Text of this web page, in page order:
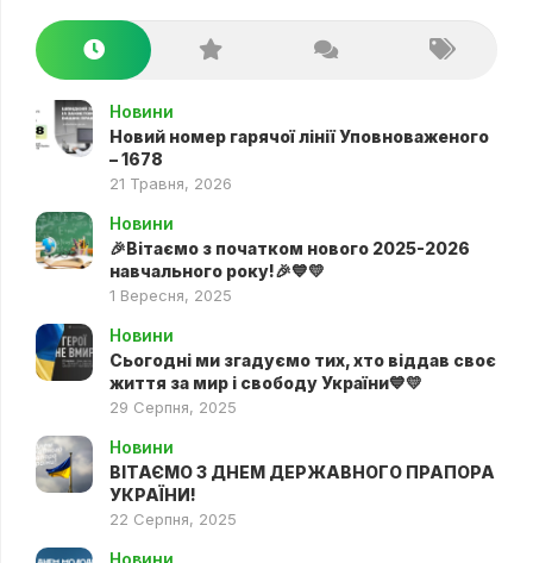
Новини
Новий номер гарячої лінії Уповноваженого
– 1678
21 Травня, 2026
Новини
🎉Вітаємо з початком нового 2025-2026
навчального року!🎉💙💛
1 Вересня, 2025
Новини
Сьогодні ми згадуємо тих, хто віддав своє
життя за мир і свободу України💙💛
29 Серпня, 2025
Новини
ВІТАЄМО З ДНЕМ ДЕРЖАВНОГО ПРАПОРА
УКРАЇНИ!
22 Серпня, 2025
Новини